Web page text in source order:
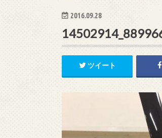
2016.09.28
ツイート